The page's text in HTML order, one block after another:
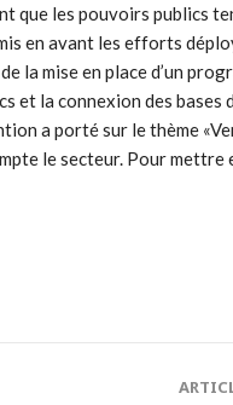
que les pouvoirs publics
en avant les efforts
la mise en place d’un
la connexion des bases
a porté sur le thème
le secteur. Pour mettre